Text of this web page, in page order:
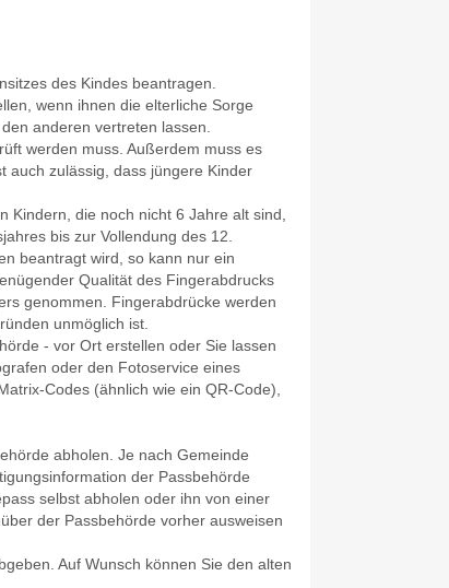
des Kindes beantragen.
wenn ihnen die elterliche Sorge
anderen vertreten lassen.
werden muss.Außerdem muss es
auch zulässig, dass jüngere Kinder
Kindern, die noch nicht 6 Jahre alt sind,
bis zur Vollendung des 12.
beantragt wird,
so kann nur ein
Qualität des Fingerabdrucks
genommen. Fingerabdrücke werden
unmöglich ist.
- vor Ort erstellen oder Sie lassen
oder den Fotoservice eines
Codes (ähnlich wie ein QR-Code),
abholen.
Je nach Gemeinde
der Passbehörde
selbst abholen oder ihn von einer
der Passbehörde vorher ausweisen
Auf Wunsch können Sie den alten